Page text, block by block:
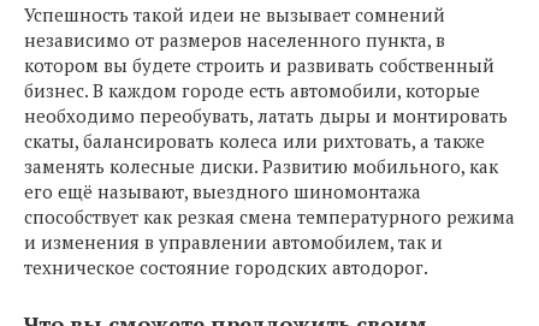
Успешность такой идеи не вызывает сомнений
независимо от размеров населенного пункта, в
котором вы будете строить и развивать собственный
бизнес. В каждом городе есть автомобили, которые
необходимо переобувать, латать дыры и монтировать
скаты, балансировать колеса или рихтовать, а также
заменять колесные диски. Развитию мобильного, как
его ещё называют, выездного шиномонтажа
способствует как резкая смена температурного режима
и изменения в управлении автомобилем, так и
техническое состояние городских автодорог.